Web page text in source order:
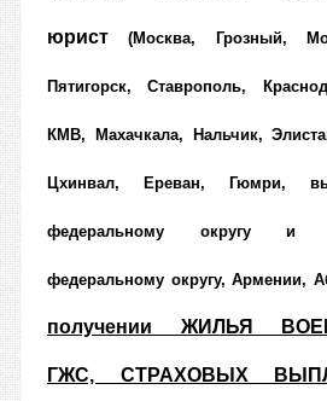
юрист(Москва, Грозный,
Пятигорск, Ставрополь,
КМВ, Махачкала, Нальчик,
Цхинвал, Ереван, Гюмри,
федеральному округу и
федеральному округу, Армении,
получении ЖИЛЬЯ
ГЖС, СТРАХОВЫХ